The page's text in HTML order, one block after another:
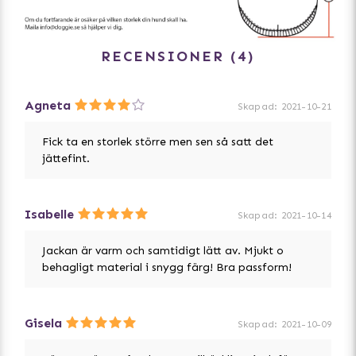
RECENSIONER 4
Agneta Skapad: 2021-10-21
Fick ta en storlek större men sen så satt det
jättefint.
Isabelle Skapad: 2021-10-14
Jackan är varm och samtidigt lätt av. Mjukt o
behagligt material i snygg färg! Bra passform!
Gisela Skapad: 2021-10-09